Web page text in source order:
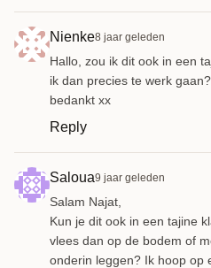
Nienke8 jaar geleden
Hallo, zou ik dit ook in een
ik dan precies te werk
bedankt xx
Reply
Saloua9 jaar geleden
Salam Najat,
Kun je dit ook in een tajine
vlees dan op de bodem of
onderin leggen? Ik hoop op